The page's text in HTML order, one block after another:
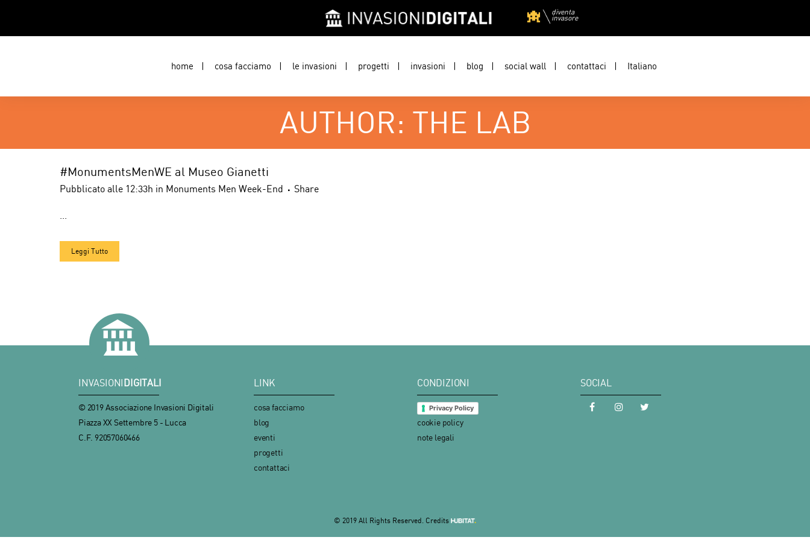
diventa
invasore
home cosa facciamo le invasioni progetti invasioni blog social wall contattaci Italiano
AUTHOR: THE LAB
#MonumentsMenWE al Museo Gianetti
Pubblicato alle 12:33h in Monuments Men Week-End Share
...
Leggi Tutto
INVASIONI DIGITALI
© 2019 Associazione Invasioni Digitali
Piazza XX Settembre 5 - Lucca
C.F. 92057060466
LINK
cosa facciamo
blog
eventi
progetti
contattaci
CONDIZIONI
Privacy Policy
cookie policy
note legali
SOCIAL
© 2019 All Rights Reserved. Credits